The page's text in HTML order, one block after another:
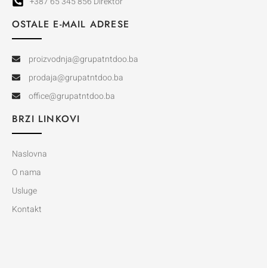
OSTALE E-MAIL ADRESE
proizvodnja@grupatntdoo.ba
prodaja@grupatntdoo.ba
office@grupatntdoo.ba
BRZI LINKOVI
Naslovna
O nama
Usluge
Kontakt